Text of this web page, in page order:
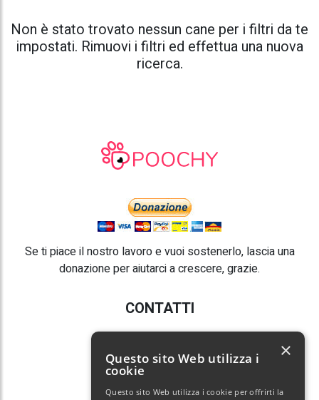
Non è stato trovato nessun cane per i filtri da te
impostati. Rimuovi i filtri ed effettua una nuova
ricerca.
Se ti piace il nostro lavoro e vuoi sostenerlo, lascia una
donazione per aiutarci a crescere, grazie.
CONTATTI
E-mail:info@poochy.it
Questo sito Web utilizza i
cookie
Questo sito Web utilizza i cookie per offrirti la
×